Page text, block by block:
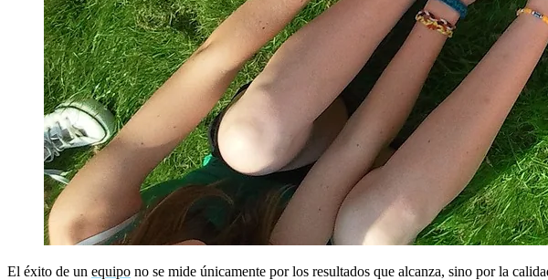
El éxito de un equipo no se mide únicamente por los resultados que alcanza, sino por la